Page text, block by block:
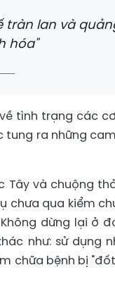
lan và
hóa"
tình trạng các
tung ra những
và chuộng
chưa qua kiểm
dừng lại ở
như: sử dụng
chữa bệnh bị